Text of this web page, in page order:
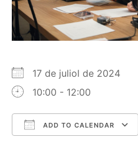
17 de juliol de 2024
10:00 - 12:00
ADD TO CALENDAR